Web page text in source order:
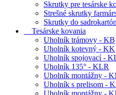
Skrutky pre tesárske
Strešné skrutky
Skrutky do
Tesárske kovania
Uholník trámovy - KB
Uholník kotevný - KK
Uholník spojovací -
Uholník 135° - KLR
Uholník montážny -
Uholník s prelisom -
Uholník montážny -